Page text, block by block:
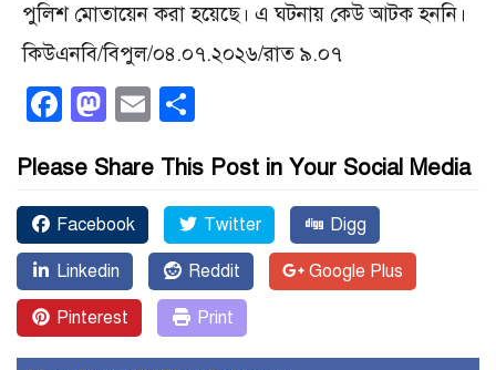
পুলিশ মোতায়েন করা হয়েছে। এ ঘটনায় কেউ আটক হননি।
কিউএনবি/বিপুল/০৪.০৭.২০২৬/রাত ৯.০৭
Facebook
Mastodon
Email
Please Share This Post in Your Social Media
Facebook Twitter Digg
Linkedin Reddit Google Plus
Pinterest Print